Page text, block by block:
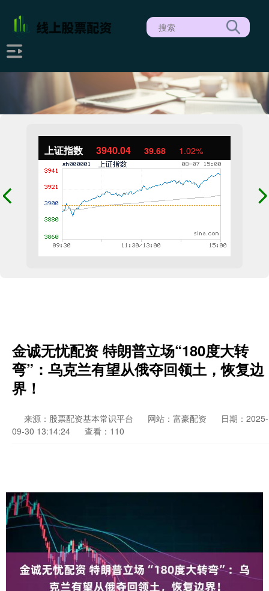
上证指数 3940.04 39.68 1.02%
金诚无忧配资 特朗普立场“180度大转
弯”：乌克兰有望从俄夺回领土，恢复边
界！
来源：股票配资基本常识平台 网站：富豪配资
日期：2025-
09-30 13:14:24
查看：110